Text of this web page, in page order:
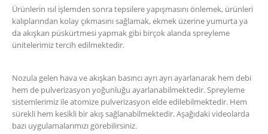
Ürünlerin ısıl işlemden sonra tepsilere yapışmasını önlemek, ürünleri
kalıplarından kolay çıkmasını sağlamak, ekmek üzerine yumurta ya
da akışkan püskürtmesi yapmak gibi birçok alanda spreyleme
ünitelerimiz tercih edilmektedir.
Nozula gelen hava ve akışkan basıncı ayrı ayrı ayarlanarak hem debi
hem de pulverizasyon yoğunluğu ayarlanabilmektedir. Spreyleme
sistemlerimiz ile atomize pulverizasyon elde edilebilmektedir. Hem
sürekli hem kesikli bir akış sağlanabilmektedir. Aşağıdaki videolarda
bazı uygulamalarımızı görebilirsiniz.